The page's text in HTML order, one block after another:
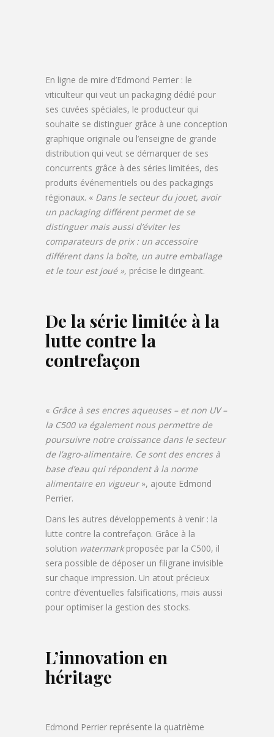
En ligne de mire d’Edmond Perrier : le
viticulteur qui veut un packaging dédié pour
ses cuvées spéciales, le producteur qui
souhaite se distinguer grâce à une conception
graphique originale ou l’enseigne de grande
distribution qui veut se démarquer de ses
concurrents grâce à des séries limitées, des
produits événementiels ou des packagings
régionaux. « Dans le secteur du jouet, avoir
un packaging différent permet de se
distinguer mais aussi d’éviter les
comparateurs de prix : un accessoire
différent dans la boîte, un autre emballage
et le tour est joué », précise le dirigeant.
De la série limitée à la
lutte contre la
contrefaçon
« Grâce à ses encres aqueuses – et non UV –
la C500 va également nous permettre de
poursuivre notre croissance dans le secteur
de l’agro-alimentaire. Ce sont des encres à
base d’eau qui répondent à la norme
alimentaire en vigueur », ajoute Edmond
Perrier.
Dans les autres développements à venir : la
lutte contre la contrefaçon. Grâce à la
solution watermarkproposée par la C500, il
sera possible de déposer un filigrane invisible
sur chaque impression. Un atout précieux
contre d’éventuelles falsifications, mais aussi
pour optimiser la gestion des stocks.
L’innovation en
héritage
Edmond Perrier représente la quatrième